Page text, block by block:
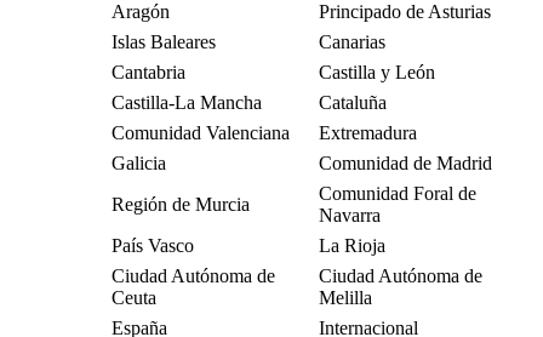
Aragón
Principado de Asturias
Islas Baleares
Canarias
Cantabria
Castilla y León
Castilla-La Mancha
Cataluña
Comunidad Valenciana
Extremadura
Galicia
Comunidad de Madrid
Región de Murcia
Comunidad Foral de
Navarra
País Vasco
La Rioja
Ciudad Autónoma de
Ceuta
Ciudad Autónoma de
Melilla
España
Internacional